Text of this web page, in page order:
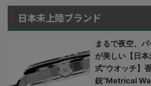
日本未上陸ブランド
まるで夜空、
が美しい【日
式”ウオッチ】
鋭“Metrical